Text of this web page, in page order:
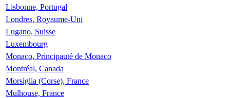
Lisbonne, Portugal
Londres, Royaume-Uni
Lugano, Suisse
Luxembourg
Monaco, Principauté de Monaco
Montréal, Canada
Morsiglia (Corse), France
Mulhouse, France